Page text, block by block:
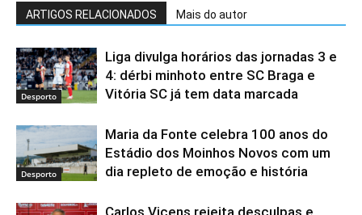
ARTIGOS RELACIONADOS Mais do autor
Desporto
Liga divulga horários das jornadas 3 e
4: dérbi minhoto entre SC Braga e
Vitória SC já tem data marcada
Desporto
Maria da Fonte celebra 100 anos do
Estádio dos Moinhos Novos com um
dia repleto de emoção e história